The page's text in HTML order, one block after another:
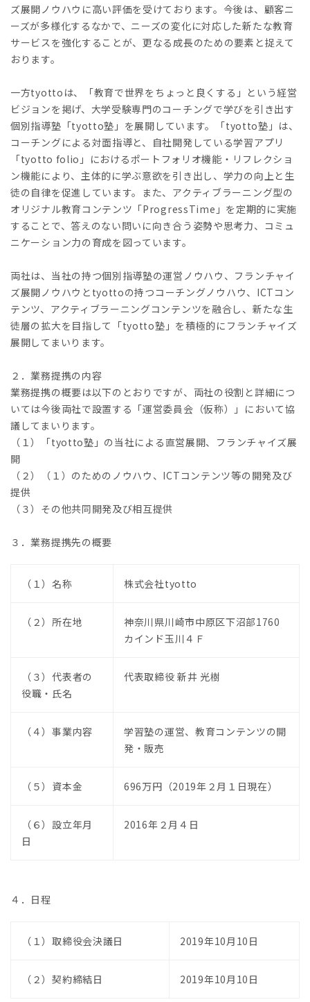
ズ展開ノウハウに高い評価を受けております。今後は、顧客ニ
ーズが多様化するなかで、ニーズの変化に対応した新たな教育
サービスを強化することが、更なる成長のための要素と捉えて
おります。
一方tyottoは、「教育で世界をちょっと良くする」という経営
ビジョンを掲げ、大学受験専門のコーチングで学びを引き出す
個別指導塾「tyotto塾」を展開しています。「tyotto塾」は、
コーチングによる対面指導と、自社開発している学習アプリ
「tyotto folio」におけるポートフォリオ機能・リフレクショ
ン機能により、主体的に学ぶ意欲を引き出し、学力の向上と生
徒の自律を促進しています。また、アクティブラーニング型の
オリジナル教育コンテンツ「ProgressTime」を定期的に実施
することで、答えのない問いに向き合う姿勢や思考力、コミュ
ニケーション力の育成を図っています。
両社は、当社の持つ個別指導塾の運営ノウハウ、フランチャイ
ズ展開ノウハウとtyottoの持つコーチングノウハウ、ICTコン
テンツ、アクティブラーニングコンテンツを融合し、新たな生
徒層の拡大を目指して「tyotto塾」を積極的にフランチャイズ
展開してまいります。
２．業務提携の内容
業務提携の概要は以下のとおりですが、両社の役割と詳細につ
いては今後両社で設置する「運営委員会（仮称）」において協
議してまいります。
（１）「tyotto塾」の当社による直営展開、フランチャイズ展
開
（２）（１）のためのノウハウ、ICTコンテンツ等の開発及び
提供
（３）その他共同開発及び相互提供
３．業務提携先の概要
（１）名称 株式会社tyotto
（２）所在地
神奈川県川崎市中原区下沼部1760
カインド玉川４Ｆ
（３）代表者の
役職・氏名
代表取締役 新井 光樹
（４）事業内容
学習塾の運営、教育コンテンツの開
発・販売
（５）資本金 696万円（2019年２月１日現在）
（６）設立年月
日
2016年２月４日
４．日程
（１）取締役会決議日 2019年10月10日
（２）契約締結日 2019年10月10日